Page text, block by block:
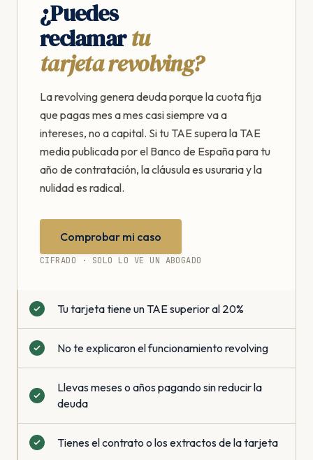
¿Puedes
reclamartu
tarjeta revolving?
La revolving genera deuda porque la cuota fija
que pagas mes a mes casi siempre va a
intereses, no a capital. Si tu TAE supera la TAE
media publicada por el Banco de España para tu
año de contratación, la cláusula es usuraria y la
nulidad es radical.
Comprobar mi caso
CIFRADO · SOLO LO VE UN ABOGADO
Tu tarjeta tiene un TAE superior al 20%
No te explicaron el funcionamiento revolving
Llevas meses o años pagando sin reducir la
deuda
Tienes el contrato o los extractos de la tarjeta